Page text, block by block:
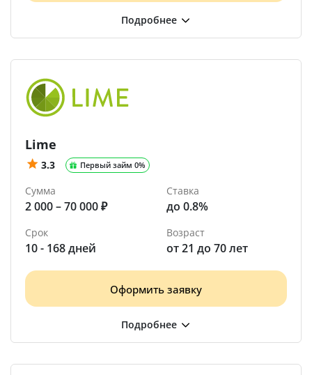
Lime
3.3 Первый займ 0%
Сумма
2 000 – 70 000 ₽
Ставка
до 0.8%
Срок
10 - 168 дней
Возраст
от 21 до 70 лет
Оформить заявку